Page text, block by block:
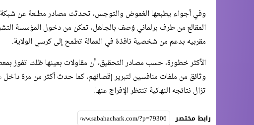
وفي أجواء يطبعها الغموض والتوجس، تحدثت مصادر مطلعة عن
المقالع من طرف برلماني وُصف بالجاهل، تمكن من دخول المؤسسة
مقربيه بدعم من شخصية نافذة في العمالة تطمح إلى كرسي الولاية.
الأكثر خطورة، حسب مصادر التحقيق، أن مقاولات بعينها ظلت تفوز
وثائق من ملفات منافسين لتبرير إقصائهم، كما حدث أكثر من مرة داخل
تزال نتائجه النهائية تنتظر الإفراج عنها.
رابط مختصر